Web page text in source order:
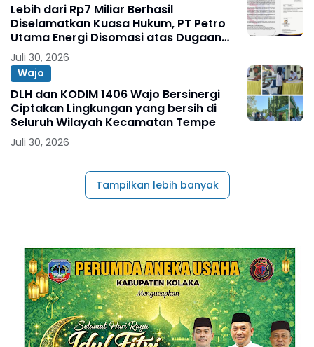
Lebih dari Rp7 Miliar Berhasil
Diselamatkan Kuasa Hukum, PT Petro
Utama Energi Disomasi atas Dugaan
Wanprestasi Pembayaran Success Fee
Juli 30, 2026
Wajo
DLH dan KODIM 1406 Wajo Bersinergi
Ciptakan Lingkungan yang bersih di
Seluruh Wilayah Kecamatan Tempe
Juli 30, 2026
Tampilkan lebih banyak